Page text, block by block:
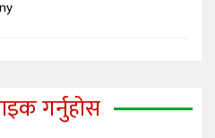
गर्नुहोस